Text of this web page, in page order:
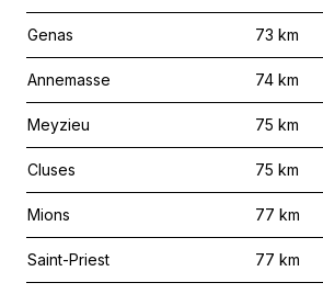
Genas 73 km
Annemasse 74 km
Meyzieu 75 km
Cluses 75 km
Mions 77 km
Saint-Priest 77 km